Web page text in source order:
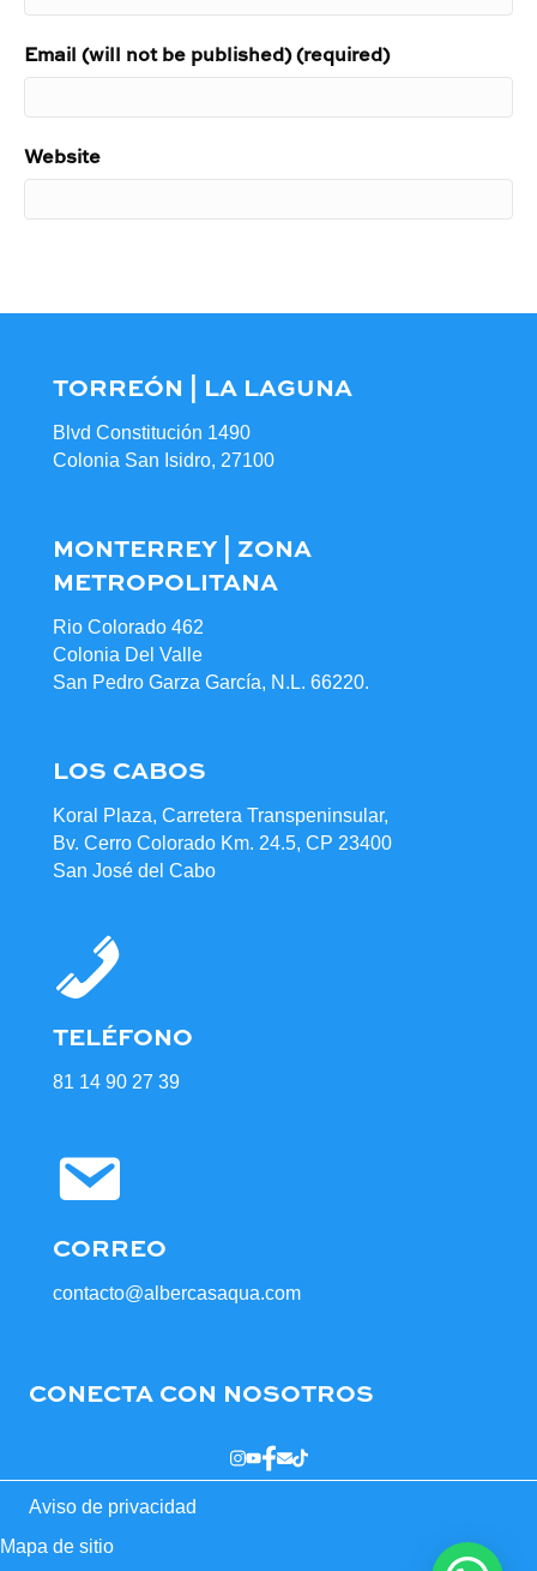
Email (will not be published) (required)
Website
TORREÓN | LA LAGUNA
Blvd Constitución 1490
Colonia San Isidro, 27100
MONTERREY | ZONA
METROPOLITANA
Rio Colorado 462
Colonia Del Valle
San Pedro Garza García, N.L. 66220.
LOS CABOS
Koral Plaza, Carretera Transpeninsular,
Bv. Cerro Colorado Km. 24.5, CP 23400
San José del Cabo
TELÉFONO
81 14 90 27 39
CORREO
contacto@albercasaqua.com
CONECTA CON NOSOTROS
Aviso de privacidad
Mapa de sitio